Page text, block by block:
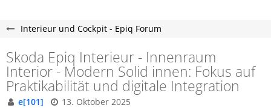
Interieur und Cockpit - Epiq Forum
Skoda Epiq Interieur - Innenraum
Interior - Modern Solid innen: Fokus auf
Praktikabilität und digitale Integration
e[101] 13. Oktober 2025